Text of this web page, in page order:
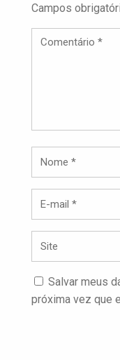
Campos
Salvar meus
próxima vez que